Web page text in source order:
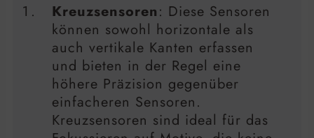
Kreuzsensoren: Diese Sensoren
können sowohl horizontale als
auch vertikale Kanten erfassen
und bieten in der Regel eine
höhere Präzision gegenüber
einfacheren Sensoren.
Kreuzsensoren sind ideal für das